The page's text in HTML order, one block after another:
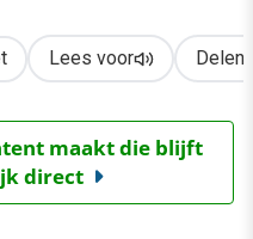
Lees voor Delen
maakt die blijft
direct